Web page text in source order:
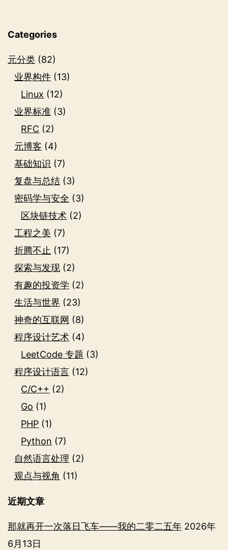
Categories
元分类 (82)
业界构件 (13)
Linux (12)
业界标准 (3)
RFC (2)
元博客 (4)
基础知识 (7)
复盘与总结 (3)
密码学与安全 (3)
区块链技术 (2)
工程之美 (7)
折腾不止 (17)
探索与发现 (2)
有趣的投资学 (2)
生活与世界 (23)
神奇的互联网 (8)
程序设计艺术 (4)
LeetCode 专题 (3)
程序设计语言 (12)
C/C++ (2)
Go (1)
PHP (1)
Python (7)
自然语言处理 (2)
观点与视角 (11)
近期文章
那就再开一次落日飞车——我的二零二五年 2026年
6月13日